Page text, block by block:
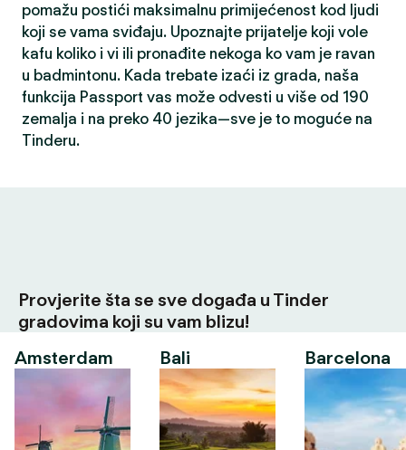
pomažu postići maksimalnu primijećenost kod ljudi
koji se vama sviđaju. Upoznajte prijatelje koji vole
kafu koliko i vi ili pronađite nekoga ko vam je ravan
u badmintonu. Kada trebate izaći iz grada, naša
funkcija Passport vas može odvesti u više od 190
zemalja i na preko 40 jezika—sve je to moguće na
Tinderu.
Provjerite šta se sve događa u Tinder
gradovima koji su vam blizu!
Amsterdam
Bali Barcelona